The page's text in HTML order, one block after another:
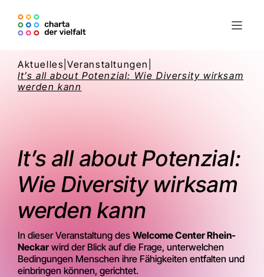
Aktuelles |Veranstaltungen
It’s all about Potenzial: Wie Diversity wirksam
werden kann
It’s all about Potenzial:
Wie Diversity wirksam
werden kann
In dieser Veranstaltung des Welcome Center Rhein-
Neckar wird der Blick auf die Frage, unterwelchen
Bedingungen Menschen ihre Fähigkeiten entfalten und
einbringen können, gerichtet.